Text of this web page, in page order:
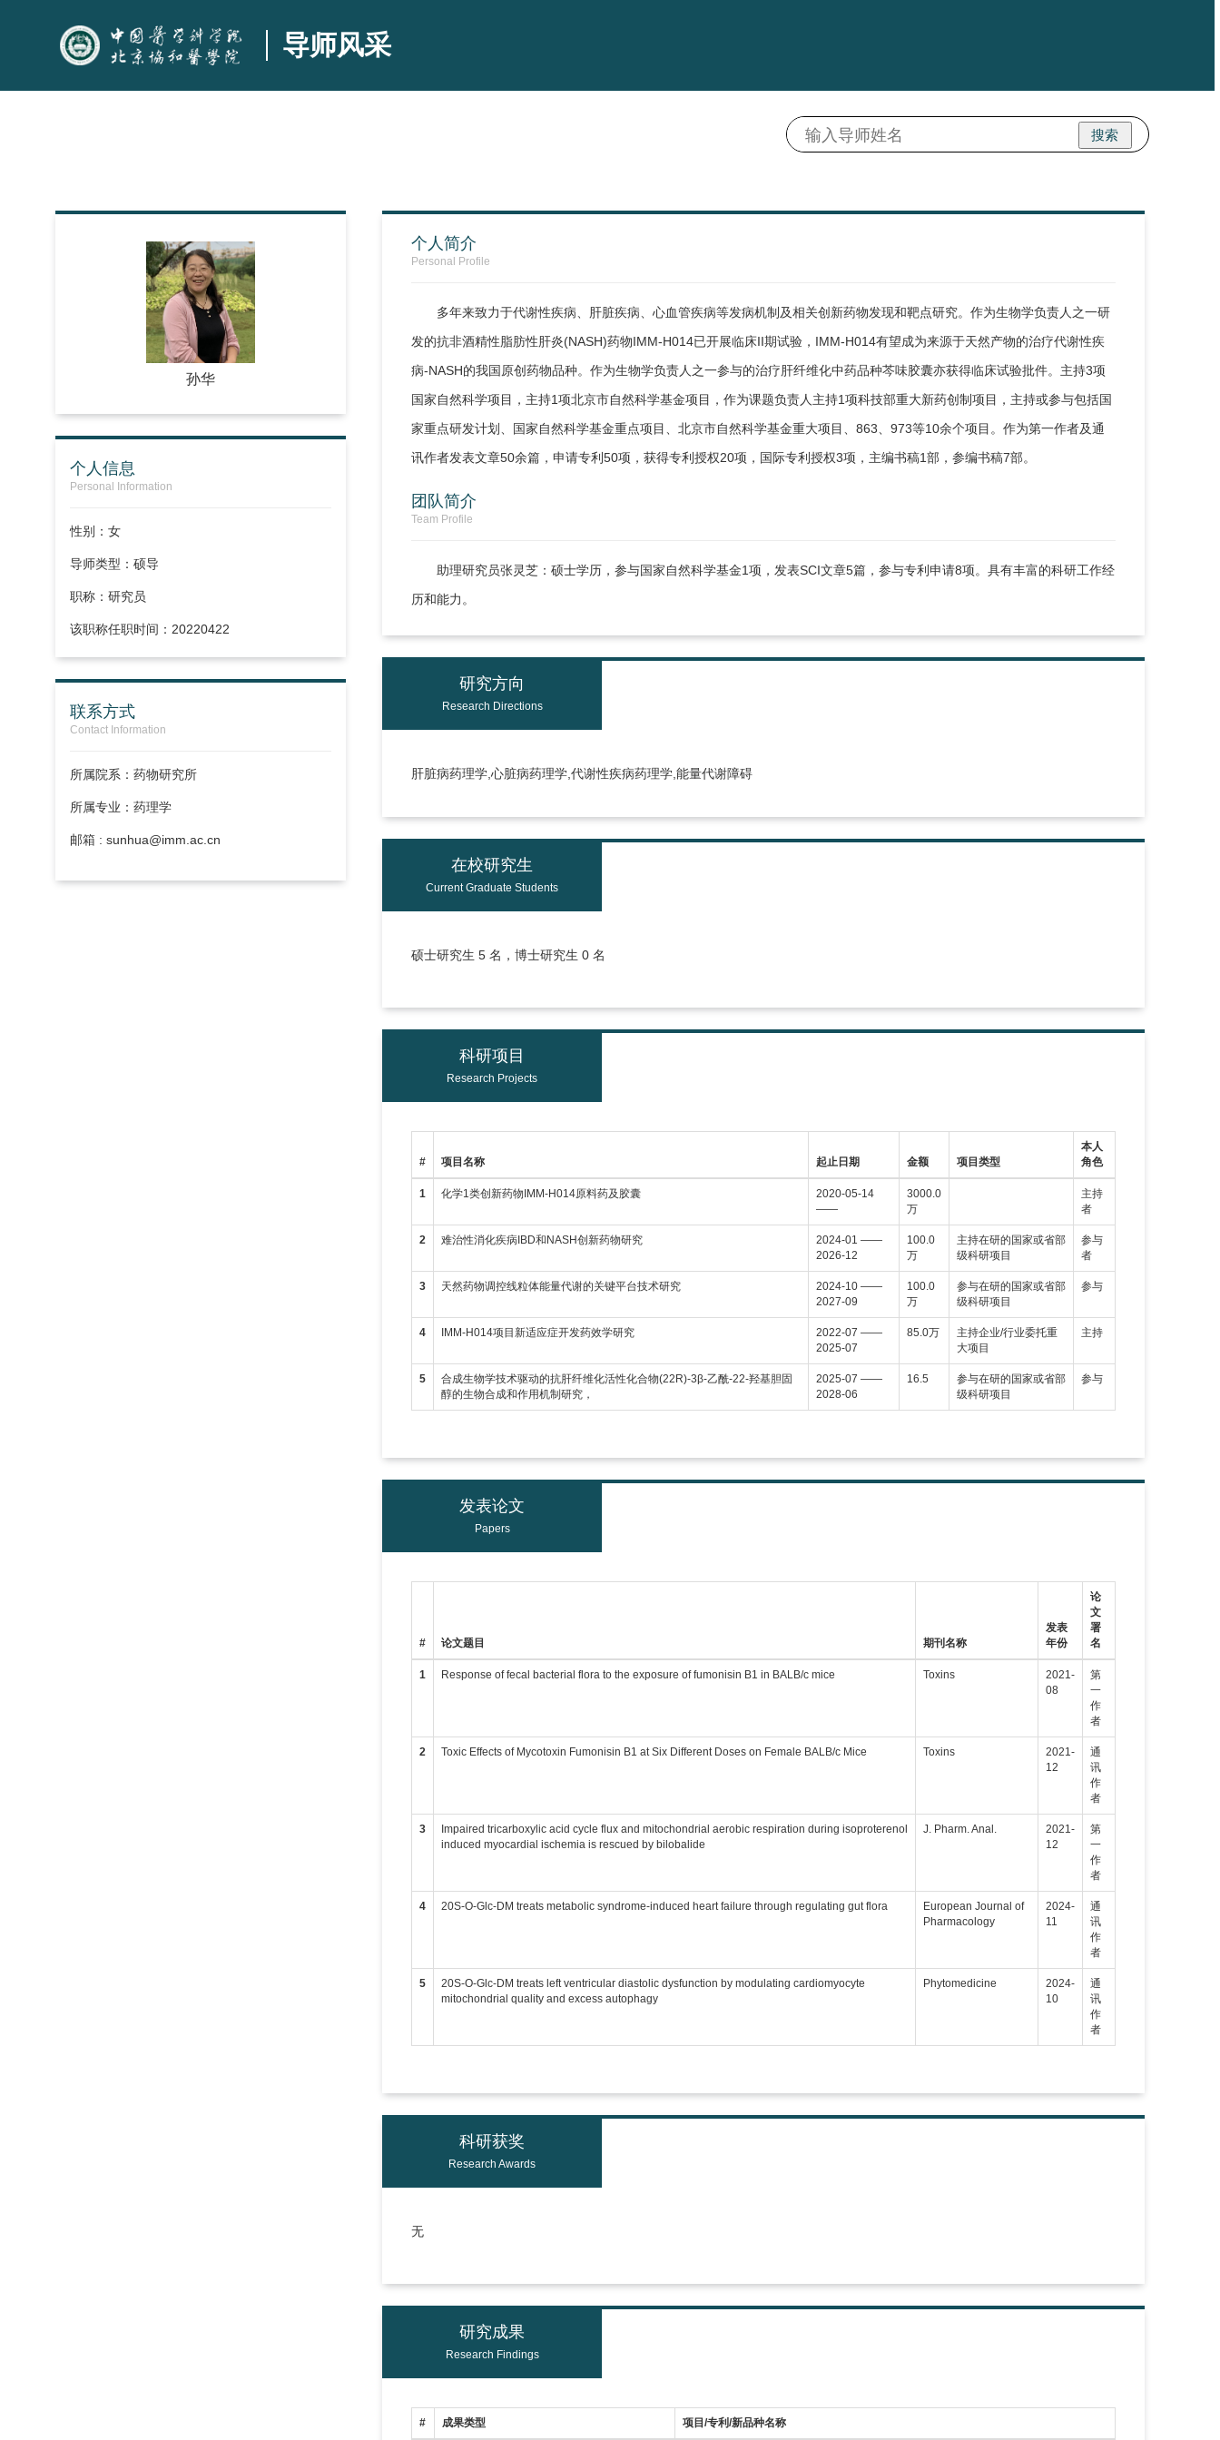
导师风采
搜索
孙华
个人信息
Personal Information
性别：女
导师类型：硕导
职称：研究员
该职称任职时间：20220422
联系方式
Contact Information
所属院系：药物研究所
所属专业：药理学
邮箱 : sunhua@imm.ac.cn
个人简介
Personal Profile
多年来致力于代谢性疾病、肝脏疾病、心血管疾病等发病机制及相关创新药物发现和靶点研究。作为生物学负责人之一研
发的抗非酒精性脂肪性肝炎(NASH)药物IMM-H014已开展临床II期试验，IMM-H014有望成为来源于天然产物的治疗代谢性疾
病-NASH的我国原创药物品种。作为生物学负责人之一参与的治疗肝纤维化中药品种芩味胶囊亦获得临床试验批件。主持3项
国家自然科学项目，主持1项北京市自然科学基金项目，作为课题负责人主持1项科技部重大新药创制项目，主持或参与包括国
家重点研发计划、国家自然科学基金重点项目、北京市自然科学基金重大项目、863、973等10余个项目。作为第一作者及通
讯作者发表文章50余篇，申请专利50项，获得专利授权20项，国际专利授权3项，主编书稿1部，参编书稿7部。
团队简介
Team Profile
助理研究员张灵芝：硕士学历，参与国家自然科学基金1项，发表SCI文章5篇，参与专利申请8项。具有丰富的科研工作经
历和能力。
研究方向
Research Directions
肝脏病药理学,心脏病药理学,代谢性疾病药理学,能量代谢障碍
在校研究生
Current Graduate Students
硕士研究生 5 名，博士研究生 0 名
科研项目
Research Projects
# 项目名称 起止日期 金额 项目类型
本人
角色
1 化学1类创新药物IMM-H014原料药及胶囊
2020-05-14
——
3000.0
万
主持
者
2 难治性消化疾病IBD和NASH创新药物研究
2024-01 ——
2026-12
100.0
万
主持在研的国家或省部
级科研项目
参与
者
3 天然药物调控线粒体能量代谢的关键平台技术研究
2024-10 ——
2027-09
100.0
万
参与在研的国家或省部
级科研项目
参与
4 IMM-H014项目新适应症开发药效学研究
2022-07 ——
2025-07
85.0万
主持企业/行业委托重
大项目
主持
5
合成生物学技术驱动的抗肝纤维化活性化合物(22R)-3β-乙酰-22-羟基胆固
醇的生物合成和作用机制研究，
2025-07 ——
2028-06
16.5
参与在研的国家或省部
级科研项目
参与
发表论文
Papers
# 论文题目 期刊名称
发表
年份
论
文
署
名
1 Response of fecal bacterial flora to the exposure of fumonisin B1 in BALB/c mice Toxins
2021-
08
第
一
作
者
2 Toxic Effects of Mycotoxin Fumonisin B1 at Six Different Doses on Female BALB/c Mice Toxins
2021-
12
通
讯
作
者
3
Impaired tricarboxylic acid cycle flux and mitochondrial aerobic respiration during isoproterenol
induced myocardial ischemia is rescued by bilobalide
J. Pharm. Anal.
2021-
12
第
一
作
者
4 20S-O-Glc-DM treats metabolic syndrome-induced heart failure through regulating gut flora
European Journal of
Pharmacology
2024-
11
通
讯
作
者
5
20S-O-Glc-DM treats left ventricular diastolic dysfunction by modulating cardiomyocyte
mitochondrial quality and excess autophagy
Phytomedicine
2024-
10
通
讯
作
者
科研获奖
Research Awards
无
研究成果
Research Findings
# 成果类型 项目/专利/新品种名称